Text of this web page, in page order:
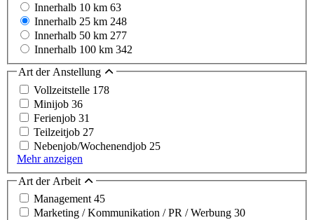
Innerhalb 10 km 63
Innerhalb 25 km 248
Innerhalb 50 km 277
Innerhalb 100 km 342
Art der Anstellung
Vollzeitstelle 178
Minijob 36
Ferienjob 31
Teilzeitjob 27
Nebenjob/Wochenendjob 25
Mehr anzeigen
Art der Arbeit
Management45
Marketing / Kommunikation / PR / Werbung 30